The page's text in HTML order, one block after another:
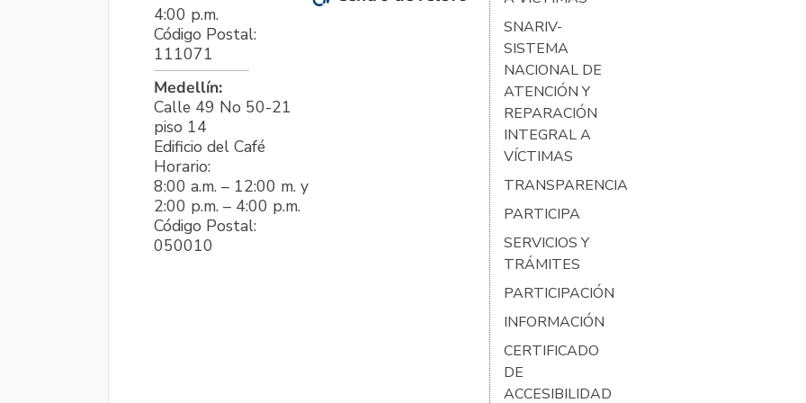
4:00 p.m.
Código Postal:
111071
Medellín:
Calle 49 No 50-21
piso 14
Edificio del Café
Horario:
8:00 a.m. – 12:00 m. y
2:00 p.m. – 4:00 p.m.
Código Postal:
050010
SNARIV-
SISTEMA
NACIONAL DE
ATENCIÓN Y
REPARACIÓN
INTEGRAL A
VÍCTIMAS
TRANSPARENCIA
PARTICIPA
SERVICIOS Y
TRÁMITES
PARTICIPACIÓN
INFORMACIÓN
CERTIFICADO
DE
ACCESIBILIDAD